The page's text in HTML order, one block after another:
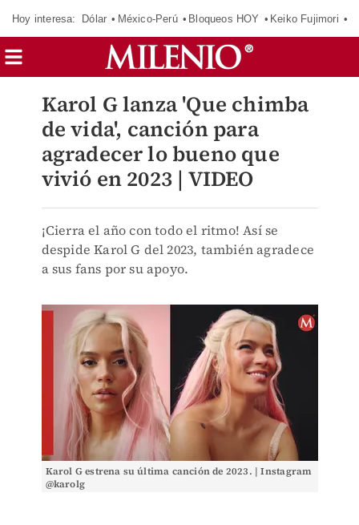
Hoy interesa: Dólar México-Perú Bloqueos HOY Keiko Fujimori
Karol G lanza 'Que chimba
de vida', canción para
agradecer lo bueno que
vivió en 2023 | VIDEO
¡Cierra el año con todo el ritmo! Así se
despide Karol G del 2023, también agradece
a sus fans por su apoyo.
Karol G estrena su última canción de 2023. | Instagram
@karolg